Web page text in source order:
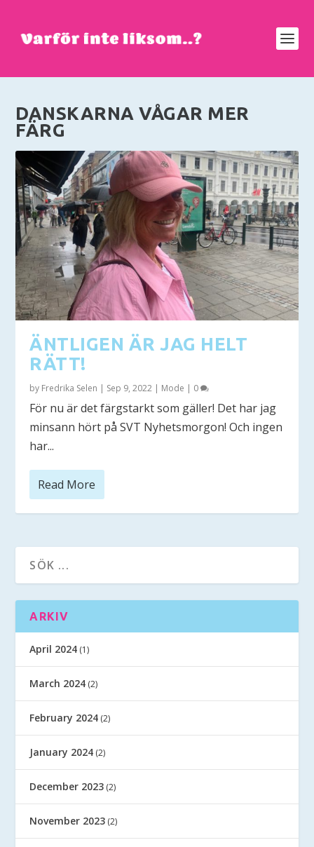
DANSKARNA VÅGAR MER
FÄRG
ÄNTLIGEN ÄR JAG HELT
RÄTT!
by Fredrika Selen | Sep 9, 2022 | Mode | 0
För nu är det färgstarkt som gäller! Det har jag
minsann hört på SVT Nyhetsmorgon! Och ingen
har...
Read More
ARKIV
April 2024 (1)
March 2024 (2)
February 2024 (2)
January 2024 (2)
December 2023 (2)
November 2023 (2)